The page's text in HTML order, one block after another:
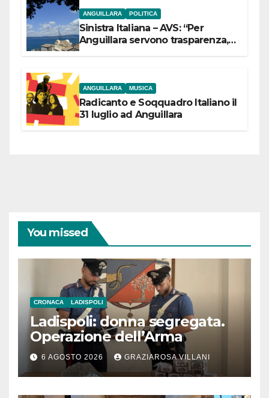
ANGUILLARA POLITICA
Sinistra Italiana – AVS: “Per
Anguillara servono trasparenza,
ANGUILLARA MUSICA
Radicanto e Soqquadro Italiano il
31 luglio ad Anguillara
You missed
CRONACA LADISPOLI
Ladispoli: donna segregata.
Operazione dell’Arma
6 AGOSTO 2026 GRAZIAROSA VILLANI